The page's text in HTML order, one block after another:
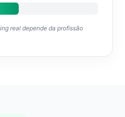
real depende da profissão